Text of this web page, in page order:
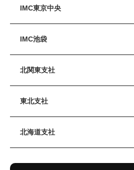
IMC東京中央
IMC池袋
北関東支社
東北支社
北海道支社